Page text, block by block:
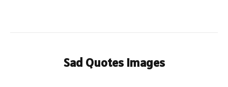
Sad Quotes Images